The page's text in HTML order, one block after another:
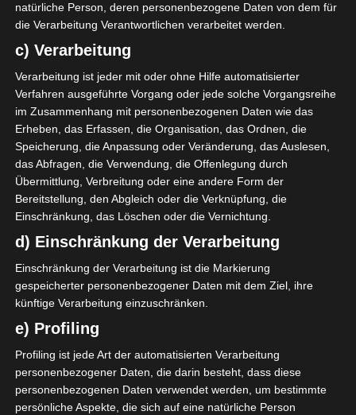
x
natürliche Person, deren personenbezogene Daten von dem für
die Verarbeitung Verantwortlichen verarbeitet werden.
c) Verarbeitung
Verarbeitung ist jeder mit oder ohne Hilfe automatisierter
Verfahren ausgeführte Vorgang oder jede solche Vorgangsreihe
im Zusammenhang mit personenbezogenen Daten wie das
Erheben, das Erfassen, die Organisation, das Ordnen, die
Speicherung, die Anpassung oder Veränderung, das Auslesen,
das Abfragen, die Verwendung, die Offenlegung durch
Übermittlung, Verbreitung oder eine andere Form der
Bereitstellung, den Abgleich oder die Verknüpfung, die
Einschränkung, das Löschen oder die Vernichtung.
d) Einschränkung der Verarbeitung
Einschränkung der Verarbeitung ist die Markierung
gespeicherter personenbezogener Daten mit dem Ziel, ihre
künftige Verarbeitung einzuschränken.
e) Profiling
Profiling ist jede Art der automatisierten Verarbeitung
personenbezogener Daten, die darin besteht, dass diese
personenbezogenen Daten verwendet werden, um bestimmte
persönliche Aspekte, die sich auf eine natürliche Person